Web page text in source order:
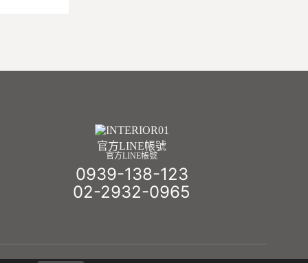
官方LINE帳號
0939-138-123
02-2932-0965